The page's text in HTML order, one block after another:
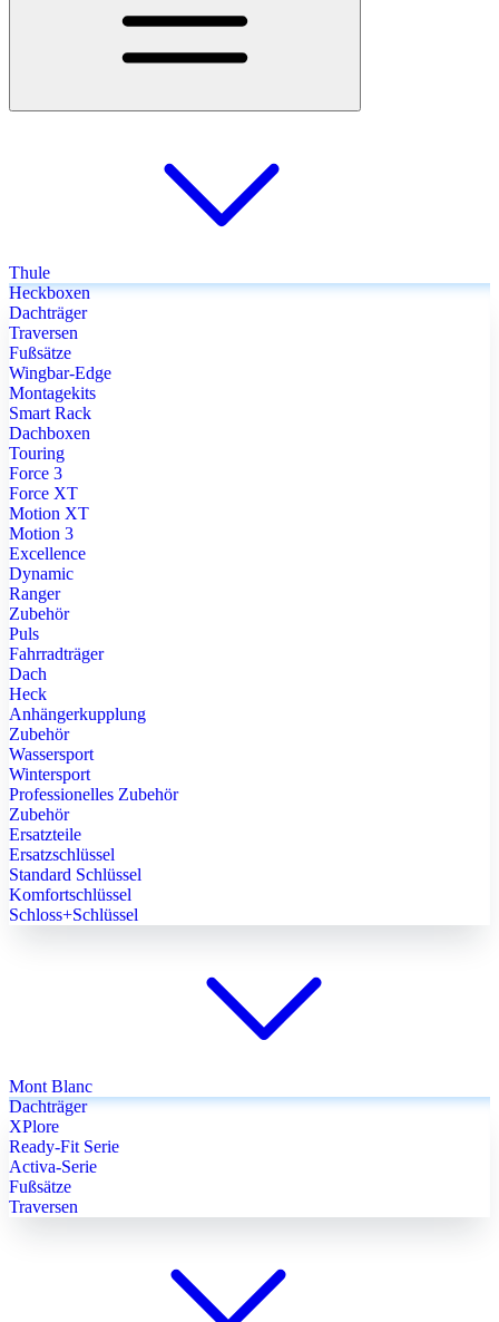
Thule
Heckboxen
Dachträger
Traversen
Fußsätze
Wingbar-Edge
Montagekits
Smart Rack
Dachboxen
Touring
Force 3
Force XT
Motion XT
Motion 3
Excellence
Dynamic
Ranger
Zubehör
Puls
Fahrradträger
Dach
Heck
Anhängerkupplung
Zubehör
Wassersport
Wintersport
Professionelles Zubehör
Zubehör
Ersatzteile
Ersatzschlüssel
Standard Schlüssel
Komfortschlüssel
Schloss+Schlüssel
Mont Blanc
Dachträger
XPlore
Ready-Fit Serie
Activa-Serie
Fußsätze
Traversen